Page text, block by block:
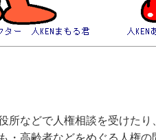
などで人権相談を受けた